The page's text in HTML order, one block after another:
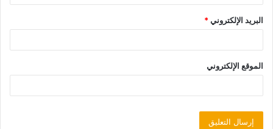
البريد الإلكتروني*
الموقع الإلكتروني